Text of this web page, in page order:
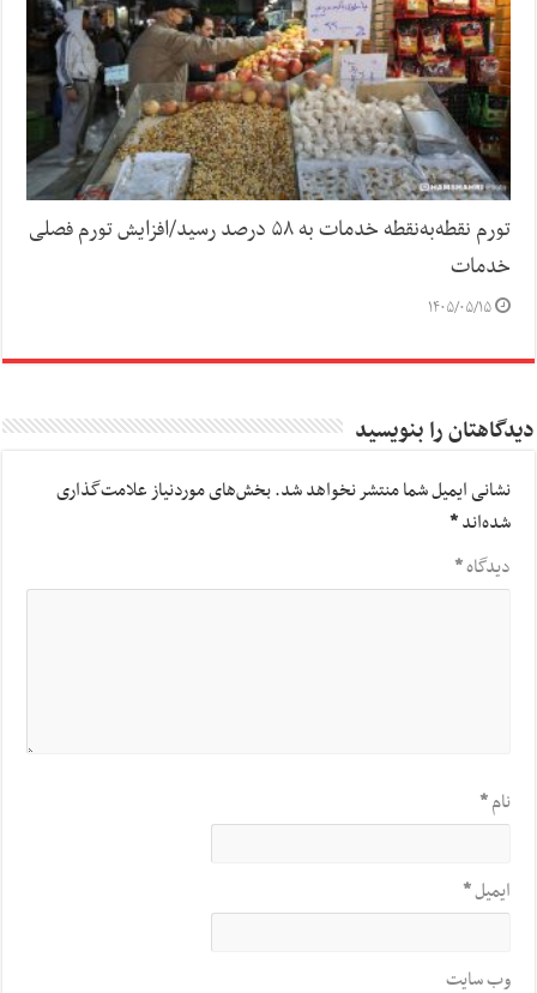
تورم نقطه‌به‌نقطه خدمات به ۵۸ درصد رسید/افزایش تورم فصلی
خدمات
۱۴۰۵/۰۵/۱۵
دیدگاهتان را بنویسید
نشانی ایمیل شما منتشر نخواهد شد.بخش‌های موردنیاز علامت‌گذاری
شده‌اند*
دیدگاه*
نام*
ایمیل*
وب‌ سایت